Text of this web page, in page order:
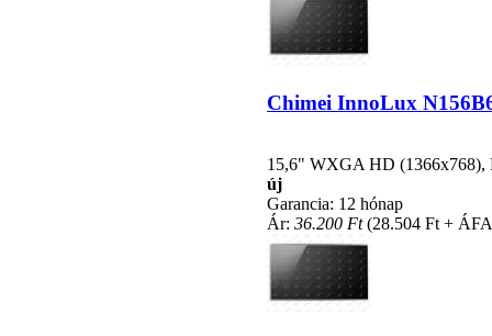
Chimei InnoLux
15,6" WXGA HD (1366x768),
új
Garancia: 12 hónap
Ár: 36.200 Ft(28.504 Ft +